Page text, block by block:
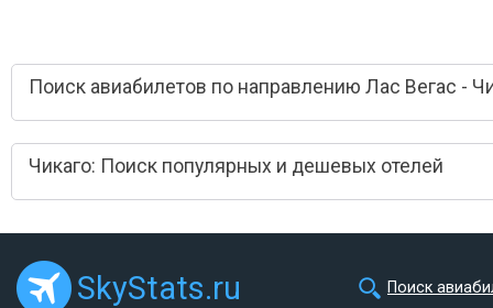
Поиск авиабилетов по направлению Лас Вегас -
Чикаго: Поиск популярных и дешевых отелей
SkyStats.ru Поиск